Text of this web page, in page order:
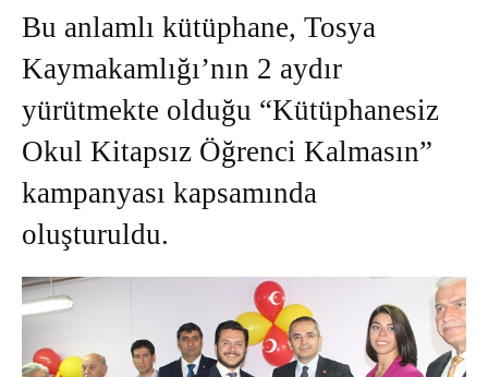
Bu anlamlı kütüphane, Tosya
Kaymakamlığı’nın 2 aydır
yürütmekte olduğu “Kütüphanesiz
Okul Kitapsız Öğrenci Kalmasın”
kampanyası kapsamında
oluşturuldu.